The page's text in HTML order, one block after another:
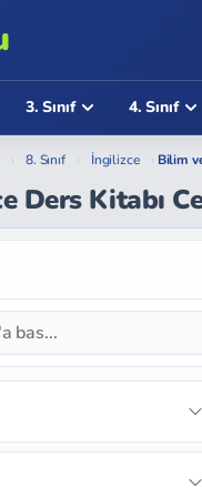
3. Sınıf 4. Sınıf
› 8. Sınıf › İngilizce › Bilim
Ders Kitabı